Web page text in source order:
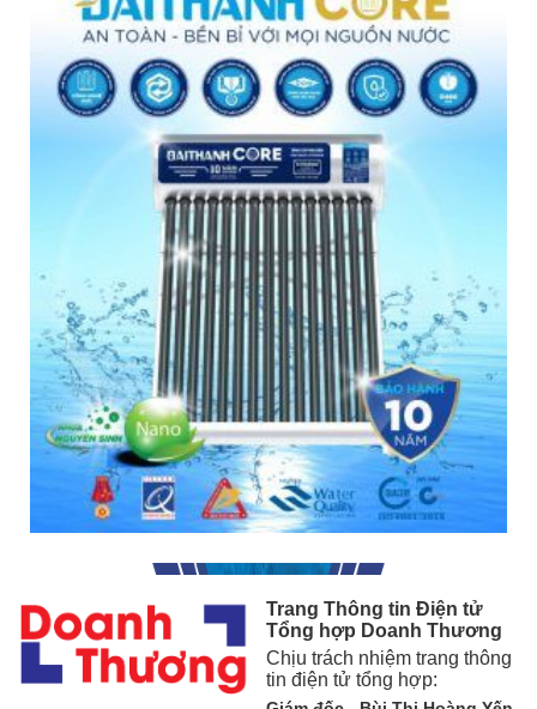
Trang Thông tin Điện tử
Tổng hợp Doanh Thương
Chịu trách nhiệm trang thông
tin điện tử tổng hợp: